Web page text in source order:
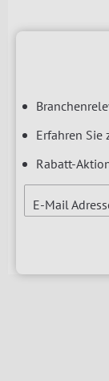
Erfahren Sie
Rabatt-
E-Mail